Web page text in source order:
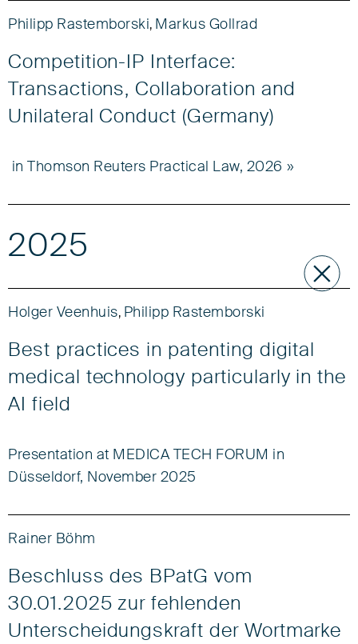
Philipp Rastemborski, Markus Gollrad
Competition-IP Interface:
Transactions, Collaboration and
Unilateral Conduct (Germany)
in Thomson Reuters Practical Law, 2026
2025
Holger Veenhuis, Philipp Rastemborski
Best practices in patenting digital
medical technology particularly in the
AI field
Presentation at MEDICA TECH FORUM in
Düsseldorf, November 2025
Rainer Böhm
Beschluss des BPatG vom
30.01.2025 zur fehlenden
Unterscheidungskraft der Wortmarke